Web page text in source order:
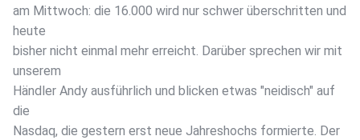
am Mittwoch: die 16.000 wird nur schwer überschritten und
heute
bisher nicht einmal mehr erreicht. Darüber sprechen wir mit
unserem
Händler Andy ausführlich und blicken etwas "neidisch" auf
die
Nasdaq, die gestern erst neue Jahreshochs formierte. Der